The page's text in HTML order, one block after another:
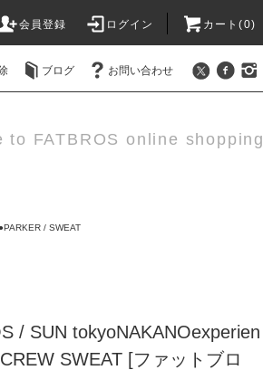
会員登録 ログイン カート(0)
ブログ お問い合わせ
to FATBROS online shopping
●PARKER / SWEAT
/ SUN tokyoNAKANOexperien
SWEAT [ファットブロ